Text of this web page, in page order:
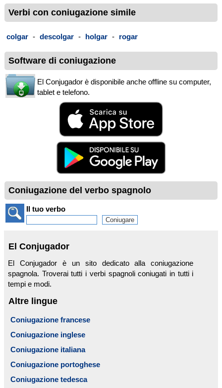
Verbi con coniugazione simile
colgar - descolgar - holgar - rogar
Software di coniugazione
El Conjugador è disponibile anche offline su computer,
tablet e telefono.
Coniugazione del verbo spagnolo
Il tuo verbo
El Conjugador
El Conjugador è un sito dedicato alla coniugazione
spagnola. Troverai tutti i verbi spagnoli coniugati in tutti i
tempi e modi.
Altre lingue
Coniugazione francese
Coniugazione inglese
Coniugazione italiana
Coniugazione portoghese
Coniugazione tedesca